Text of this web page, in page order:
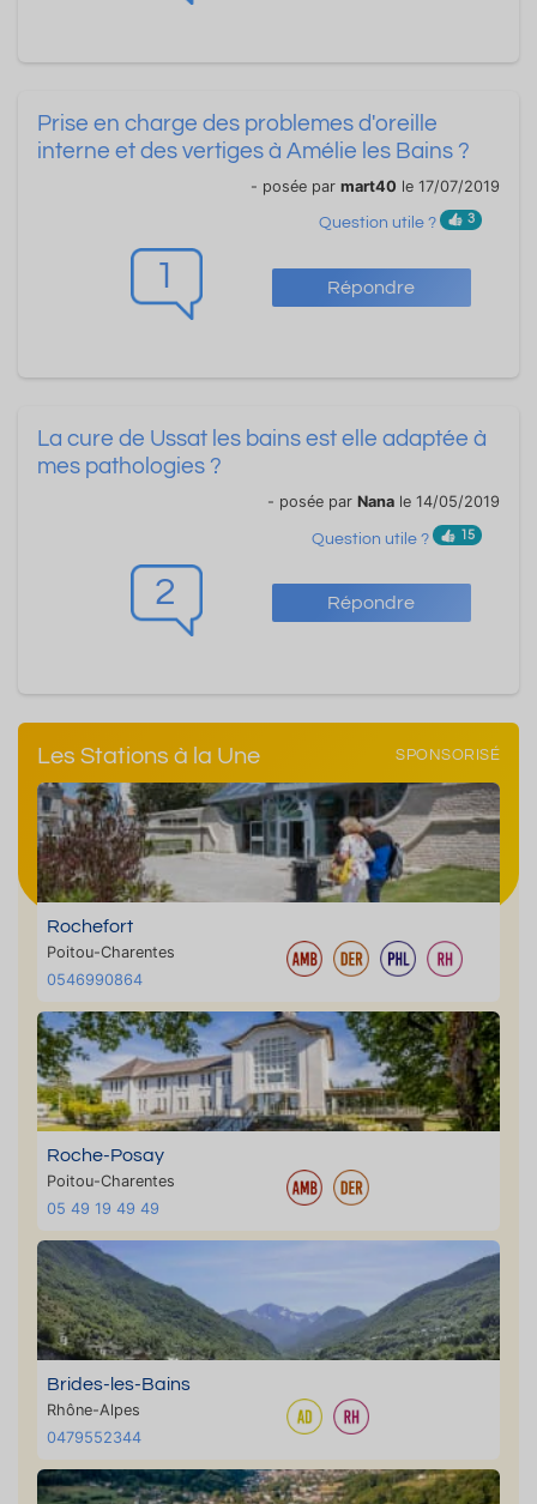
1 Répondre
Prise en charge des problemes d'oreille
interne et des vertiges à Amélie les Bains ?
- posée par mart40 le 17/07/2019
Question utile ? 3
2 Répondre
La cure de Ussat les bains est elle adaptée à
mes pathologies ?
- posée par Nana le 14/05/2019
Question utile ? 15
Les Stations à la Une SPONSORISÉ
Rochefort
Poitou-Charentes
0546990864
Roche-Posay
Poitou-Charentes
05 49 19 49 49
Brides-les-Bains
Rhône-Alpes
0479552344